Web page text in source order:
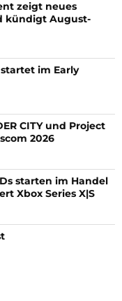
zeigt neues
kündigt August-
im Early
CITY und Project
2026
starten im Handel
Xbox Series X|S